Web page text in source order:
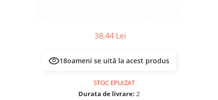
Triplu Stecher
Întrerupătoare/Comutatoare
Ştechere/Stecher adaptor
38,44 Lei
18oameni se uită la acest produs
STOC EPUIZAT
Durata de livrare: 2